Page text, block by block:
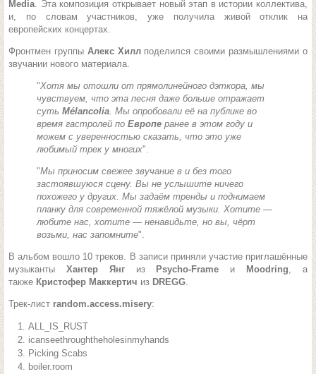
Media. Эта композиция открывает новый этап в истории коллектива,
и, по словам участников, уже получила живой отклик на
европейских концертах.
Фронтмен группы Алекс Хилл поделился своими размышлениями о
звучании нового материала.
"Хотя мы отошли от прямолинейного дэткора, мы
чувствуем, что эта песня даже больше отражает
суть Mélancolia. Мы опробовали её на публике во
время гастролей по Европе ранее в этом году и
можем с уверенностью сказать, что это уже
любимый трек у многих".
"Мы приносим свежее звучание в и без того
застоявшуюся сцену. Вы не услышите ничего
похожего у других. Мы задаём тренды и поднимаем
планку для современной тяжёлой музыки. Хотите —
любите нас, хотите — ненавидьте, но вы, чёрт
возьми, нас запомните".
В альбом вошло 10 треков. В записи приняли участие приглашённые
музыканты Хантер Янгиз Psycho-Frame и Moodring, а
также Кристофер Маккертич из DREGG.
Трек-лист random.access.misery:
ALL_IS_RUST
icanseethroughtheholesinmyhands
Picking Scabs
boiler.room